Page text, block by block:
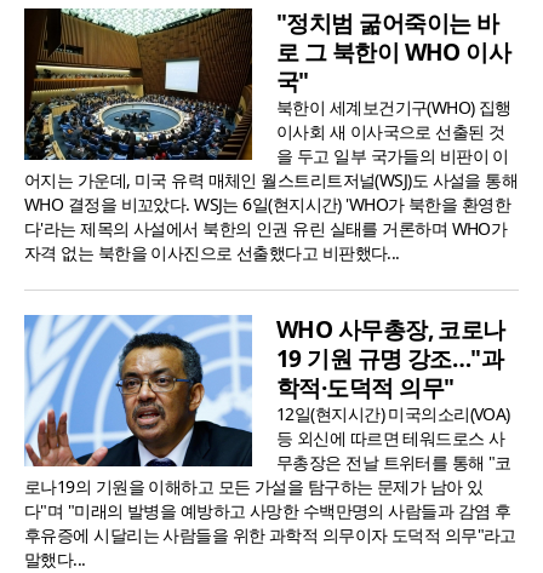
"정치범 굶어죽이는 바
로 그 북한이 WHO 이사
국"
북한이 세계보건기구(WHO) 집행
이사회 새 이사국으로 선출된 것
을 두고 일부 국가들의 비판이 이
어지는 가운데, 미국 유력 매체인 월스트리트저널(WSJ)도 사설을 통해
WHO 결정을 비꼬았다. WSJ는 6일(현지시간) 'WHO가 북한을 환영한
다'라는 제목의 사설에서 북한의 인권 유린 실태를 거론하며 WHO가
자격 없는 북한을 이사진으로 선출했다고 비판했다...
WHO 사무총장, 코로나
19 기원 규명 강조…"과
학적·도덕적 의무"
12일(현지시간) 미국의소리(VOA)
등 외신에 따르면 테워드로스 사
무총장은 전날 트위터를 통해 "코
로나19의 기원을 이해하고 모든 가설을 탐구하는 문제가 남아 있
다"며 "미래의 발병을 예방하고 사망한 수백만명의 사람들과 감염 후
후유증에 시달리는 사람들을 위한 과학적 의무이자 도덕적 의무"라고
말했다...